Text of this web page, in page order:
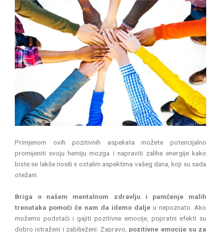
Primjenom ovih pozitivnih aspekata možete potencijalno
promijeniti svoju hemiju mozga i napraviti zalihe energije kako
biste se lakše nosili s ostalim aspektima vašeg dana, koji su sada
otežani.
Briga o našem mentalnom zdravlju i pamćenje malih
trenutaka pomoći će nam da idemo dalje u nepoznato. Ako
možemo podstaći i gajiti pozitivne emocije, popratni efekti su
dobro istraženi i zabilježeni. Zapravo, pozitivne emocije su za